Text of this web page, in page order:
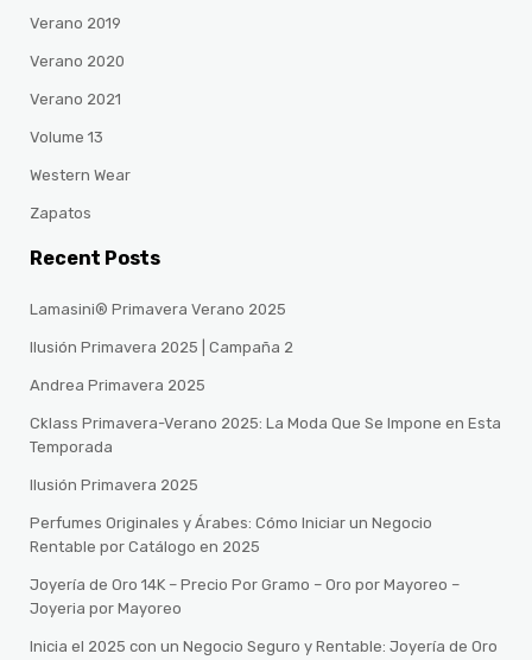
Verano 2019
Verano 2020
Verano 2021
Volume 13
Western Wear
Zapatos
Recent Posts
Lamasini® Primavera Verano 2025
Ilusión Primavera 2025 | Campaña 2
Andrea Primavera 2025
Cklass Primavera-Verano 2025: La Moda Que Se Impone en Esta
Temporada
Ilusión Primavera 2025
Perfumes Originales y Árabes: Cómo Iniciar un Negocio
Rentable por Catálogo en 2025
Joyería de Oro 14K – Precio Por Gramo – Oro por Mayoreo –
Joyeria por Mayoreo
Inicia el 2025 con un Negocio Seguro y Rentable: Joyería de Oro